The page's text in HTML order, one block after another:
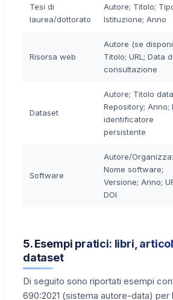
Tesi di
laurea/dottorato
Autore; Titolo;
Istituzione; Anno
Risorsa web
Autore (se
Titolo; URL; Data di
consultazione
Dataset
Autore; Titolo
Repository; Anno;
identificatore
persistente
Software
Autore/
Nome software;
Versione; Anno;
DOI
5. Esempi pratici: libri,
dataset
Di seguito sono riportati esempi
690:2021 (sistema autore-data) per